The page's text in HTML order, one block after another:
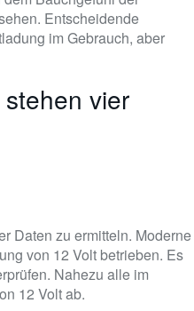
Entscheidende
im Gebrauch, aber
vier
Daten zu ermitteln. Moderne
von 12 Volt betrieben. Es
Nahezu alle im
12 Volt ab.